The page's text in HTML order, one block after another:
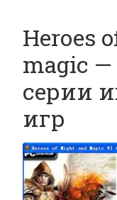
Heroes
magic
серии
игр